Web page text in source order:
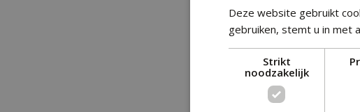
Deze website gebruikt
gebruiken, stemt u in met
Strikt
noodzakelijk